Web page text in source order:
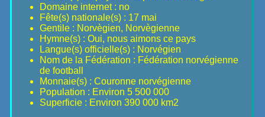
Domaine internet : no
Fête(s) nationale(s) : 17 mai
Gentile : Norvègien, Norvègienne
Hymne(s) : Oui, nous aimons ce pays
Langue(s) officielle(s) : Norvégien
Nom de la Fédération : Fédération norvégienne
de football
Monnaie(s) : Couronne norvégienne
Population : Environ 5 500 000
Superficie : Environ 390 000 km2